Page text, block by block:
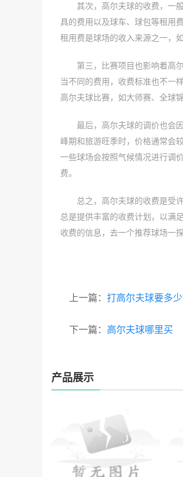
其次，高尔夫球的收费，一
具的费用以及球车、球包等租用
租用费是球场的收入来源之一，
第三，比赛项目也影响着高
当不同的费用，收费标准也不一
高尔夫球比赛，如大师赛、全球
最后，高尔夫球的调价也会
峰期和旅游旺季时，价格通常会
一些球场会按照气候情况进行调
费。
总之，高尔夫球的收费是受
总是提供丰富的收费计划，以满
收费的信息，去一个推荐球场一探
上一篇： 打高尔夫球要多
下一篇： 高尔夫球哪里买
产品展示